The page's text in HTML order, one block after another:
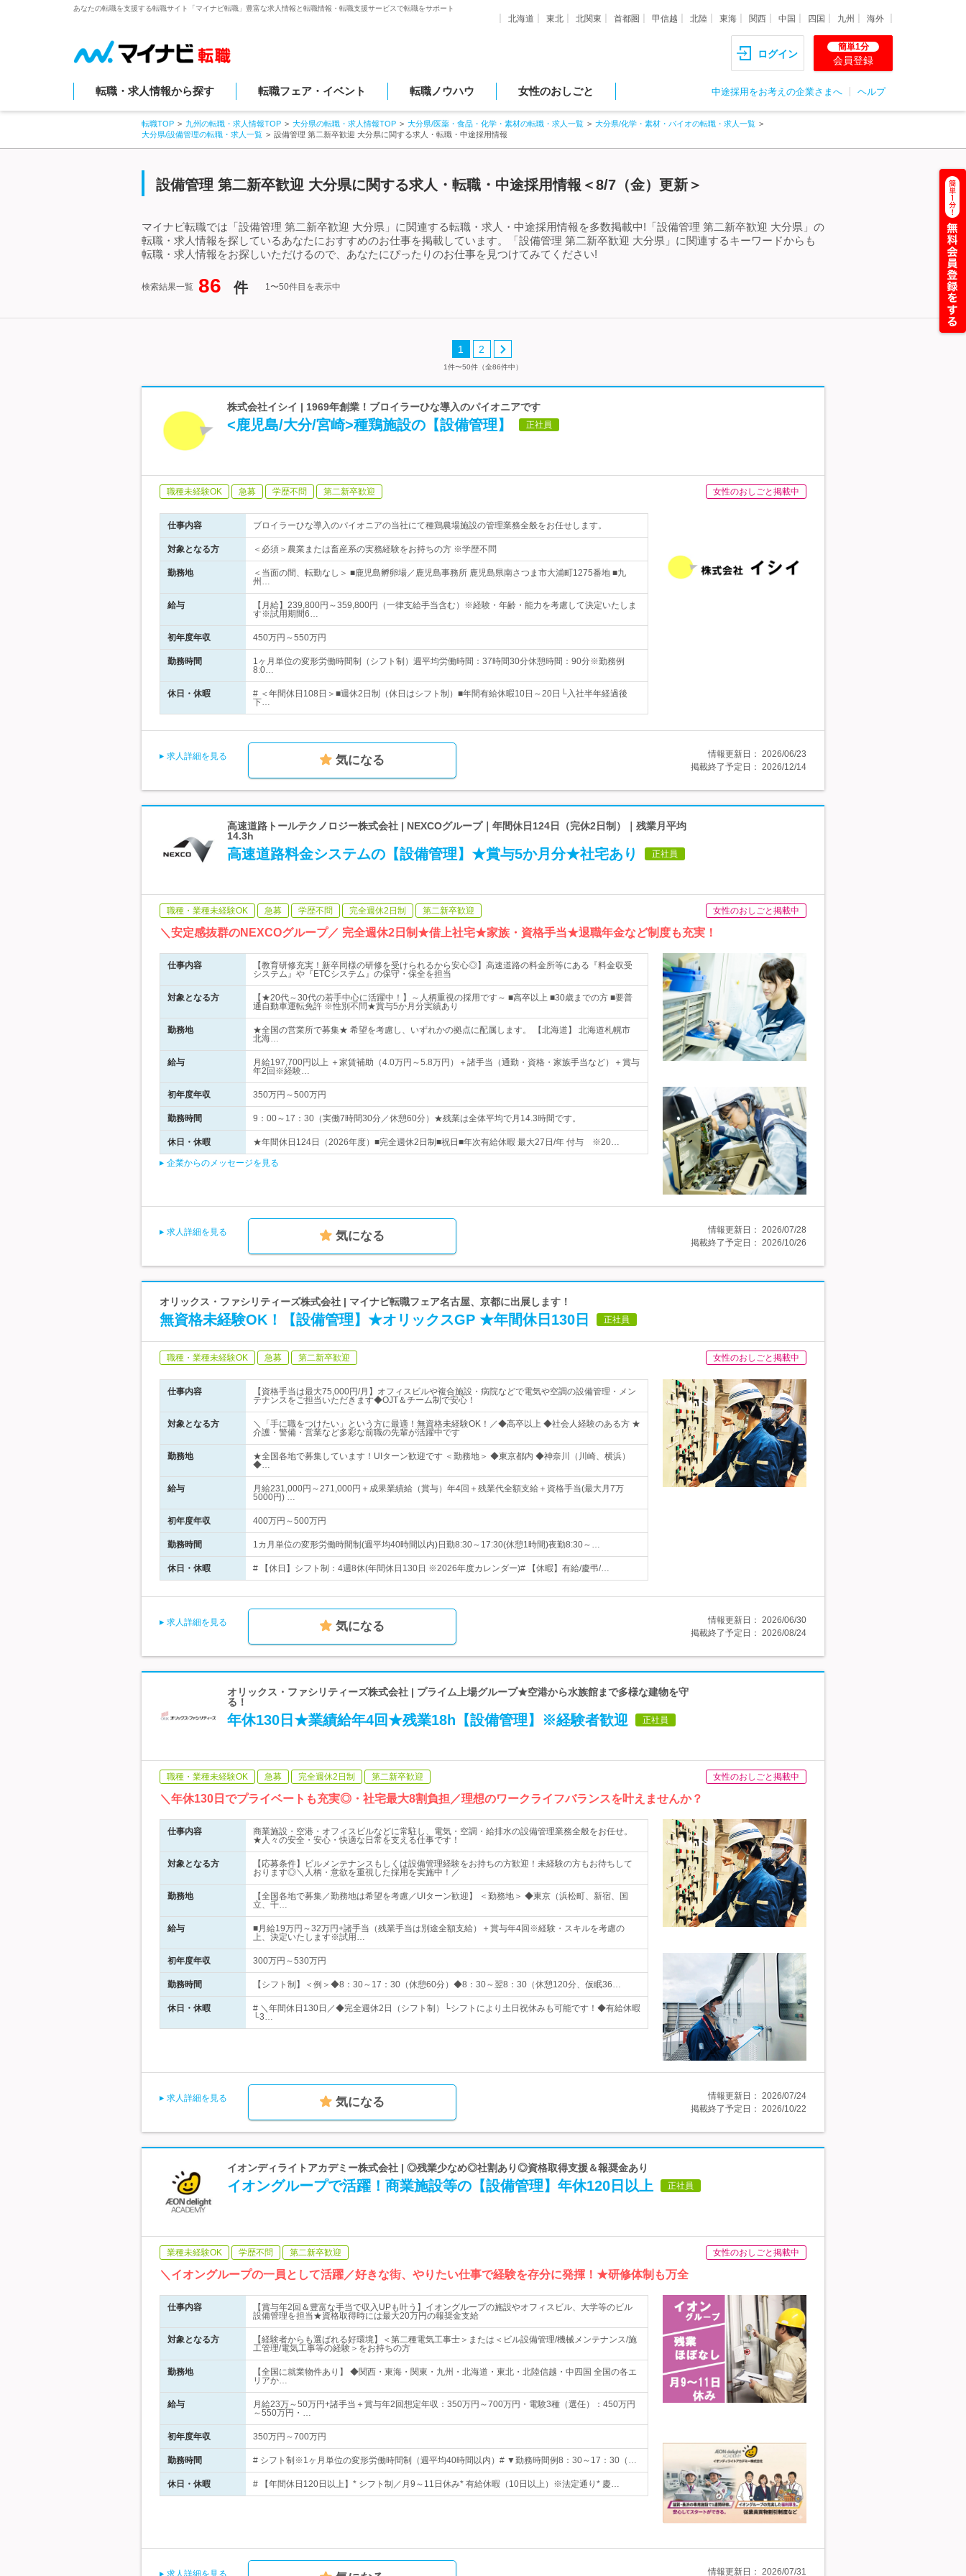
あなたの転職を支援する転職サイト「マイナビ転職」豊富な求人情報と転職情報・転職支援サービスで転職をサポート
北海道 東北 北関東 首都圏 甲信越 北陸 東海 関西 中国 四国 九州 海外
ログイン
簡単1分
会員登録
転職・求人情報から探す 転職フェア・イベント 転職ノウハウ 女性のおしごと 中途採用をお考えの企業さまへ ヘルプ
転職TOP 九州の転職・求人情報TOP 大分県の転職・求人情報TOP 大分県/医薬・食品・化学・素材の転職・求人一覧
大分県/化学・素材・バイオの転職・求人一覧
大分県/設備管理の転職・求人一覧
設備管理 第二新卒歓迎 大分県に関する求人・転職・中途採用情報
設備管理 第二新卒歓迎 大分県に関する求人・転職・中途採用情報＜8/7（金）更新＞
マイナビ転職では「設備管理 第二新卒歓迎 大分県」に関連する転職・求人・中途採用情報を多数掲載中!「設備管理 第二新卒歓迎 大分県」の
転職・求人情報を探しているあなたにおすすめのお仕事を掲載しています。「設備管理 第二新卒歓迎 大分県」に関連するキーワードからも
転職・求人情報をお探しいただけるので、あなたにぴったりのお仕事を見つけてみてください!
検索結果一覧 86 件 1〜50件目を表示中
1 2
1件〜50件（全86件中）
株式会社イシイ | 1969年創業！ブロイラーひな導入のパイオニアです
<鹿児島/大分/宮崎>種鶏施設の【設備管理】 正社員
職種未経験OK 急募 学歴不問 第二新卒歓迎 女性のおしごと掲載中
仕事内容 ブロイラーひな導入のパイオニアの当社にて種鶏農場施設の管理業務全般をお任せします。
対象となる方 ＜必須＞農業または畜産系の実務経験をお持ちの方 ※学歴不問
勤務地
＜当面の間、転勤なし＞ ■鹿児島孵卵場／鹿児島事務所 鹿児島県南さつま市大浦町1275番地 ■九
州…
給与
【月給】239,800円～359,800円（一律支給手当含む）※経験・年齢・能力を考慮して決定いたしま
す※試用期間6…
初年度年収 450万円～550万円
勤務時間
1ヶ月単位の変形労働時間制（シフト制）週平均労働時間：37時間30分休憩時間：90分※勤務例
8:0…
休日・休暇
# ＜年間休日108日＞■週休2日制（休日はシフト制）■年間有給休暇10日～20日└入社半年経過後
下…
求人詳細を見る 気になる 情報更新日： 2026/06/23
掲載終了予定日： 2026/12/14
高速道路トールテクノロジー株式会社 | NEXCOグループ｜年間休日124日（完休2日制）｜残業月平均
14.3h
高速道路料金システムの【設備管理】★賞与5か月分★社宅あり 正社員
職種・業種未経験OK 急募 学歴不問 完全週休2日制 第二新卒歓迎 女性のおしごと掲載中
＼安定感抜群のNEXCOグループ／ 完全週休2日制★借上社宅★家族・資格手当★退職年金など制度も充実！
仕事内容
【教育研修充実！新卒同様の研修を受けられるから安心◎】高速道路の料金所等にある『料金収受
システム』や『ETCシステム』の保守・保全を担当
対象となる方
【★20代～30代の若手中心に活躍中！】～人柄重視の採用です～ ■高卒以上 ■30歳までの方 ■要普
通自動車運転免許 ※性別不問★賞与5か月分実績あり
勤務地
★全国の営業所で募集★ 希望を考慮し、いずれかの拠点に配属します。 【北海道】 北海道札幌市
北海…
給与
月給197,700円以上 ＋家賃補助（4.0万円～5.8万円）＋諸手当（通勤・資格・家族手当など）＋賞与
年2回※経験…
初年度年収 350万円～500万円
勤務時間 9：00～17：30（実働7時間30分／休憩60分）★残業は全体平均で月14.3時間です。
休日・休暇 ★年間休日124日（2026年度）■完全週休2日制■祝日■年次有給休暇 最大27日/年 付与 ※20…
企業からのメッセージを見る
求人詳細を見る 気になる 情報更新日： 2026/07/28
掲載終了予定日： 2026/10/26
オリックス・ファシリティーズ株式会社 | マイナビ転職フェア名古屋、京都に出展します！
無資格未経験OK！【設備管理】★オリックスGP ★年間休日130日 正社員
職種・業種未経験OK 急募 第二新卒歓迎 女性のおしごと掲載中
仕事内容
【資格手当は最大75,000円/月】オフィスビルや複合施設・病院などで電気や空調の設備管理・メン
テナンスをご担当いただきます◆OJT＆チーム制で安心！
対象となる方
＼「手に職をつけたい」という方に最適！無資格未経験OK！／◆高卒以上 ◆社会人経験のある方 ★
介護・警備・営業など多彩な前職の先輩が活躍中です
勤務地
★全国各地で募集しています！UIターン歓迎です ＜勤務地＞ ◆東京都内 ◆神奈川（川崎、横浜）
◆…
給与
月給231,000円～271,000円＋成果業績給（賞与）年4回＋残業代全額支給＋資格手当(最大月7万
5000円) …
初年度年収 400万円～500万円
勤務時間 1カ月単位の変形労働時間制(週平均40時間以内)日勤8:30～17:30(休憩1時間)夜勤8:30～…
休日・休暇 # 【休日】シフト制：4週8休(年間休日130日 ※2026年度カレンダー)# 【休暇】有給/慶弔/…
求人詳細を見る 気になる 情報更新日： 2026/06/30
掲載終了予定日： 2026/08/24
オリックス・ファシリティーズ株式会社 | プライム上場グループ★空港から水族館まで多様な建物を守
る！
年休130日★業績給年4回★残業18h【設備管理】※経験者歓迎 正社員
職種・業種未経験OK 急募 完全週休2日制 第二新卒歓迎 女性のおしごと掲載中
＼年休130日でプライベートも充実◎・社宅最大8割負担／理想のワークライフバランスを叶えませんか？
仕事内容
商業施設・空港・オフィスビルなどに常駐し、電気・空調・給排水の設備管理業務全般をお任せ。
★人々の安全・安心・快適な日常を支える仕事です！
対象となる方
【応募条件】ビルメンテナンスもしくは設備管理経験をお持ちの方歓迎！未経験の方もお待ちして
おります◎＼人柄・意欲を重視した採用を実施中！／
勤務地
【全国各地で募集／勤務地は希望を考慮／UIターン歓迎】 ＜勤務地＞ ◆東京（浜松町、新宿、国
立、千…
給与
■月給19万円～32万円+諸手当（残業手当は別途全額支給）＋賞与年4回※経験・スキルを考慮の
上、決定いたします※試用…
初年度年収 300万円～530万円
勤務時間 【シフト制】＜例＞◆8：30～17：30（休憩60分）◆8：30～翌8：30（休憩120分、仮眠36…
休日・休暇
# ＼年間休日130日／◆完全週休2日（シフト制）└シフトにより土日祝休みも可能です！◆有給休暇
└3…
求人詳細を見る 気になる 情報更新日： 2026/07/24
掲載終了予定日： 2026/10/22
イオンディライトアカデミー株式会社 | ◎残業少なめ◎社割あり◎資格取得支援＆報奨金あり
イオングループで活躍！商業施設等の【設備管理】年休120日以上 正社員
業種未経験OK 学歴不問 第二新卒歓迎 女性のおしごと掲載中
＼イオングループの一員として活躍／好きな街、やりたい仕事で経験を存分に発揮！★研修体制も万全
仕事内容
【賞与年2回＆豊富な手当で収入UPも叶う】イオングループの施設やオフィスビル、大学等のビル
設備管理を担当★資格取得時には最大20万円の報奨金支給
対象となる方
【経験者からも選ばれる好環境】＜第二種電気工事士＞または＜ビル設備管理/機械メンテナンス/施
工管理/電気工事等の経験＞をお持ちの方
勤務地
【全国に就業物件あり】 ◆関西・東海・関東・九州・北海道・東北・北陸信越・中四国 全国の各エ
リアか…
給与
月給23万～50万円+諸手当＋賞与年2回想定年収：350万円～700万円・電験3種（選任）：450万円
～550万円・…
初年度年収 350万円～700万円
勤務時間 # シフト制※1ヶ月単位の変形労働時間制（週平均40時間以内）# ▼勤務時間例8：30～17：30（…
休日・休暇 # 【年間休日120日以上】* シフト制／月9～11日休み* 有給休暇（10日以上）※法定通り* 慶…
求人詳細を見る 情報更新日： 2026/07/31